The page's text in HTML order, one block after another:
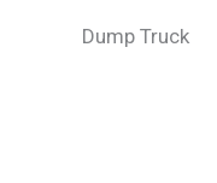
Dump Truck